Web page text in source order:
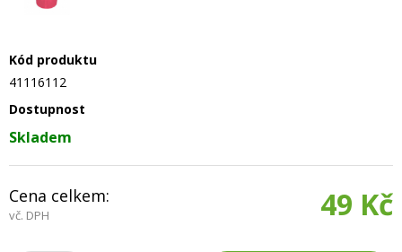
Kód produktu
41116112
Dostupnost
Skladem
Cena celkem:
vč. DPH 49 Kč